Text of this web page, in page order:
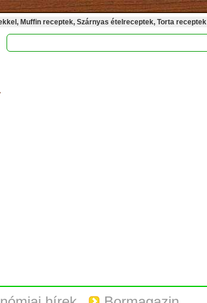
Muffin receptek, Szárnyas ételreceptek, Torta receptek